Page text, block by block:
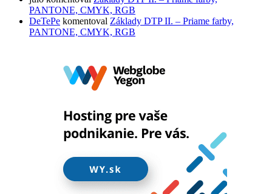
PANTONE, CMYK, RGB
DeTePe komentoval Základy DTP II. – Priame farby,
PANTONE, CMYK, RGB